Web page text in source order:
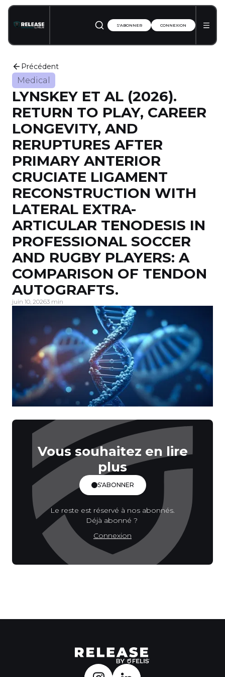
S'ABONNER CONNEXION
Précédent
Medical
LYNSKEY ET AL (2026).
RETURN TO PLAY, CAREER
LONGEVITY, AND
RERUPTURES AFTER
PRIMARY ANTERIOR
CRUCIATE LIGAMENT
RECONSTRUCTION WITH
LATERAL EXTRA-
ARTICULAR TENODESIS IN
PROFESSIONAL SOCCER
AND RUGBY PLAYERS: A
COMPARISON OF TENDON
AUTOGRAFTS.
juin 10, 20263 min
Vous souhaitez en lire
plus
S'ABONNER
Le reste est réservé à nos abonnés.
Déjà abonné ?
Connexion